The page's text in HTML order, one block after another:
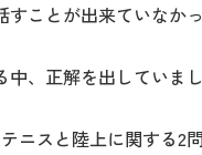
ことが出来ていなか
、正解を出していまし
ニスと陸上に関する2